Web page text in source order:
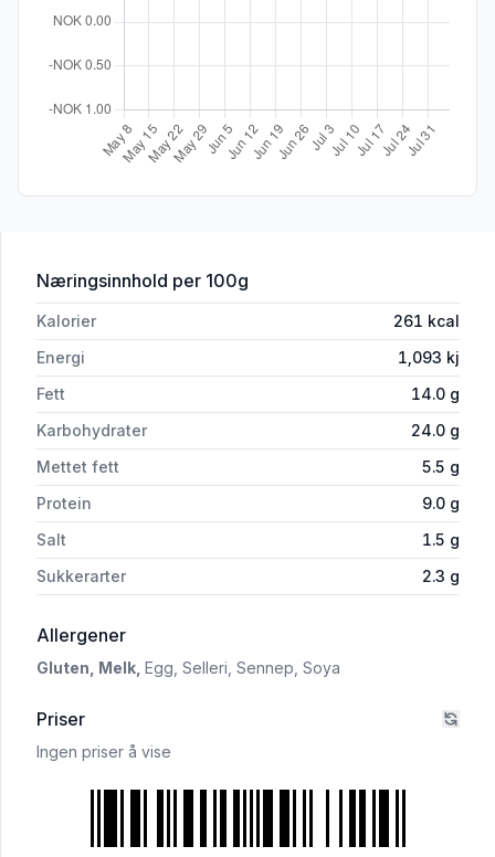
Næringsinnhold for 'Coop Chili Cheese Nuggets 250g'
per 100g
Kalorier 261 kcal
Energi
1,093 kj
Fett
14.0 g
Karbohydrater
24.0 g
Mettet fett
5.5 g
Protein
9.0 g
Salt
1.5 g
Sukkerarter
2.3 g
Allergeneri 'Coop Chili Cheese Nuggets 250g'
Gluten, Melk, Egg, Selleri, Sennep, Soya
Priser
Ingen priser å vise